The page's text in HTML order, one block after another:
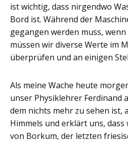
ist wichtig, dass nirgendwo
Bord ist. Während der
gegangen werden muss,
müssen wir diverse Werte im
überprüfen und an einigen
Als meine Wache heute
unser Physiklehrer Ferdinand
dem nichts mehr zu sehen ist,
Himmels und erklärt uns,
von Borkum, der letzten